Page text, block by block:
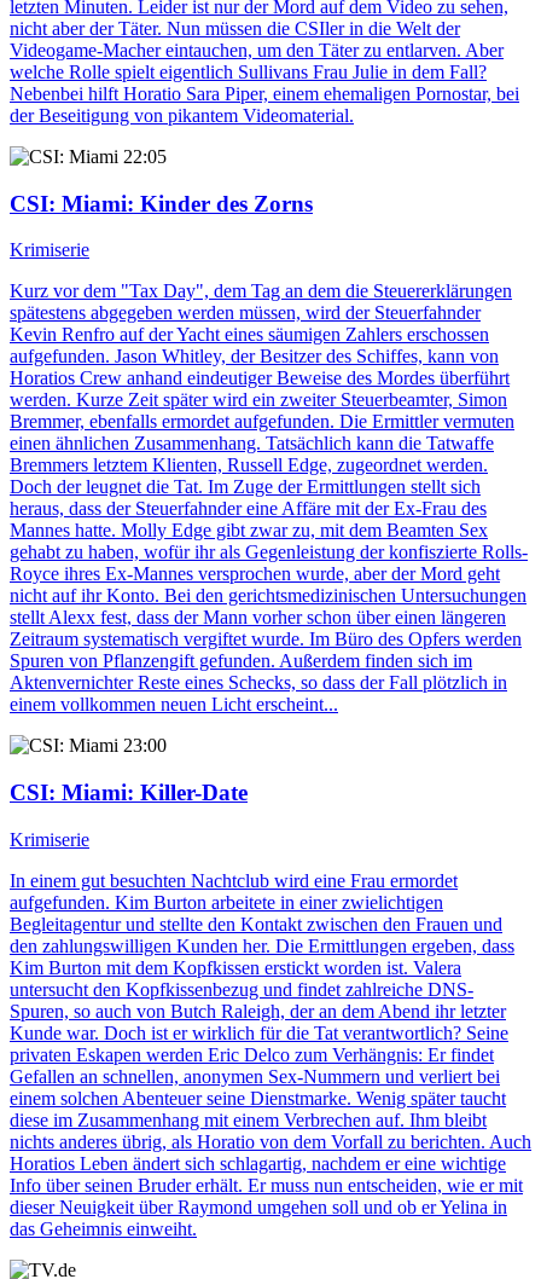
letzten Minuten. Leider ist nur der Mord auf dem Video zu sehen,
nicht aber der Täter. Nun müssen die CSIler in die Welt der
Videogame-Macher eintauchen, um den Täter zu entlarven. Aber
welche Rolle spielt eigentlich Sullivans Frau Julie in dem Fall?
Nebenbei hilft Horatio Sara Piper, einem ehemaligen Pornostar, bei
der Beseitigung von pikantem Videomaterial.
22:05
CSI: Miami: Kinder des Zorns
Krimiserie
Kurz vor dem "Tax Day", dem Tag an dem die Steuererklärungen
spätestens abgegeben werden müssen, wird der Steuerfahnder
Kevin Renfro auf der Yacht eines säumigen Zahlers erschossen
aufgefunden. Jason Whitley, der Besitzer des Schiffes, kann von
Horatios Crew anhand eindeutiger Beweise des Mordes überführt
werden. Kurze Zeit später wird ein zweiter Steuerbeamter, Simon
Bremmer, ebenfalls ermordet aufgefunden. Die Ermittler vermuten
einen ähnlichen Zusammenhang. Tatsächlich kann die Tatwaffe
Bremmers letztem Klienten, Russell Edge, zugeordnet werden.
Doch der leugnet die Tat. Im Zuge der Ermittlungen stellt sich
heraus, dass der Steuerfahnder eine Affäre mit der Ex-Frau des
Mannes hatte. Molly Edge gibt zwar zu, mit dem Beamten Sex
gehabt zu haben, wofür ihr als Gegenleistung der konfiszierte Rolls-
Royce ihres Ex-Mannes versprochen wurde, aber der Mord geht
nicht auf ihr Konto. Bei den gerichtsmedizinischen Untersuchungen
stellt Alexx fest, dass der Mann vorher schon über einen längeren
Zeitraum systematisch vergiftet wurde. Im Büro des Opfers werden
Spuren von Pflanzengift gefunden. Außerdem finden sich im
Aktenvernichter Reste eines Schecks, so dass der Fall plötzlich in
einem vollkommen neuen Licht erscheint...
23:00
CSI: Miami: Killer-Date
Krimiserie
In einem gut besuchten Nachtclub wird eine Frau ermordet
aufgefunden. Kim Burton arbeitete in einer zwielichtigen
Begleitagentur und stellte den Kontakt zwischen den Frauen und
den zahlungswilligen Kunden her. Die Ermittlungen ergeben, dass
Kim Burton mit dem Kopfkissen erstickt worden ist. Valera
untersucht den Kopfkissenbezug und findet zahlreiche DNS-
Spuren, so auch von Butch Raleigh, der an dem Abend ihr letzter
Kunde war. Doch ist er wirklich für die Tat verantwortlich? Seine
privaten Eskapen werden Eric Delco zum Verhängnis: Er findet
Gefallen an schnellen, anonymen Sex-Nummern und verliert bei
einem solchen Abenteuer seine Dienstmarke. Wenig später taucht
diese im Zusammenhang mit einem Verbrechen auf. Ihm bleibt
nichts anderes übrig, als Horatio von dem Vorfall zu berichten. Auch
Horatios Leben ändert sich schlagartig, nachdem er eine wichtige
Info über seinen Bruder erhält. Er muss nun entscheiden, wie er mit
dieser Neuigkeit über Raymond umgehen soll und ob er Yelina in
das Geheimnis einweiht.